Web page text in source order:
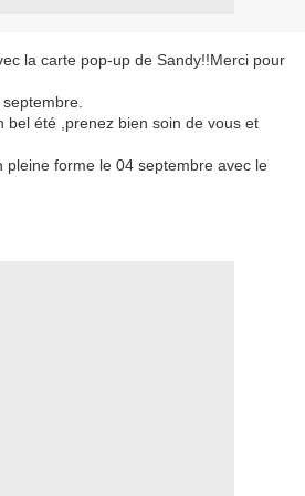
la carte pop-up de Sandy!!Merci pour
bel été ,prenez bien soin de vous et
pleine forme le 04 septembre avec le